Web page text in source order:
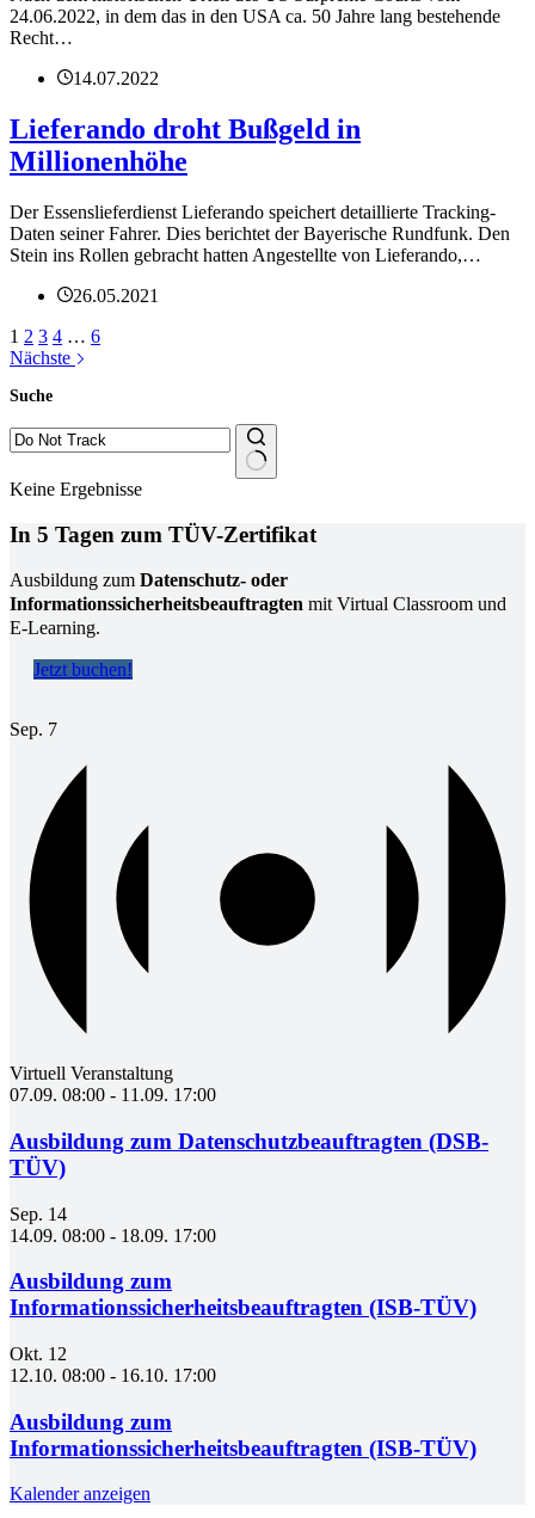
24.06.2022, in dem das in den USA ca. 50 Jahre lang bestehende
Recht…
14.07.2022
Lieferando droht Bußgeld in
Millionenhöhe
Der Essenslieferdienst Lieferando speichert detaillierte Tracking-
Daten seiner Fahrer. Dies berichtet der Bayerische Rundfunk. Den
Stein ins Rollen gebracht hatten Angestellte von Lieferando,…
26.05.2021
1 2 3 4 … 6
Nächste
Suche
Keine Ergebnisse
In 5 Tagen zum TÜV-Zertifikat
Ausbildung zum Datenschutz- oder
Informationssicherheitsbeauftragten mit Virtual Classroom und
E-Learning.
Jetzt buchen!
Sep. 7
Virtuell Veranstaltung
07.09. 08:00 - 11.09. 17:00
Ausbildung zum Datenschutzbeauftragten (DSB-
TÜV)
Sep. 14
14.09. 08:00 - 18.09. 17:00
Ausbildung zum
Informationssicherheitsbeauftragten (ISB-TÜV)
Okt. 12
12.10. 08:00 - 16.10. 17:00
Ausbildung zum
Informationssicherheitsbeauftragten (ISB-TÜV)
Kalender anzeigen